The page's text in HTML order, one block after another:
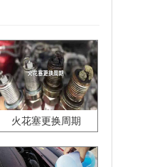
火花塞更换周期